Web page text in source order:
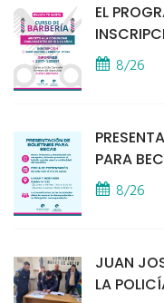
EL
8/26
PARA
8/26
JUAN
LA